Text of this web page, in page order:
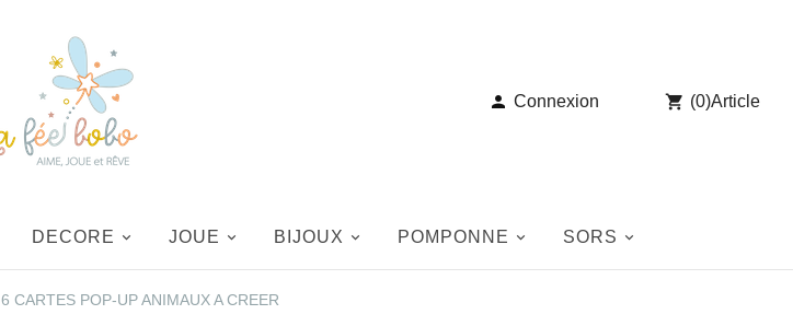
 Connexion  (0)Article
DECORE JOUE BIJOUX POMPONNE SORS
6 CARTES POP-UP ANIMAUX A CREER